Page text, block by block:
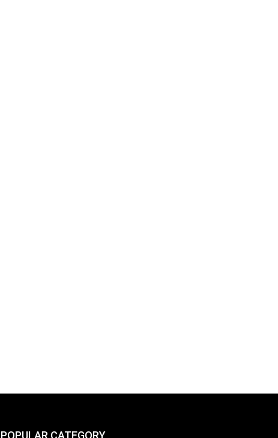
POPULAR CATEGORY